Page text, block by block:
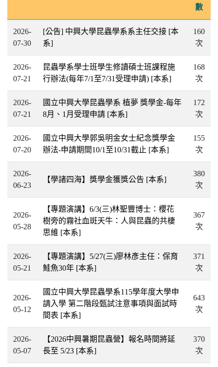
數
2026-
07-30
[公告] 中興大學昆蟲學系系主任交接 [本
系]
160
次
2026-
07-21
昆蟲學系學士班學生修讀碩士班課程施
行辦法(每年7/1至7/31受理申請) [本系]
168
次
2026-
07-21
國立中興大學昆蟲學系 植夢 獎學金-每年
8月、1月受理申請 [本系]
172
次
2026-
07-20
國立中興大學郭吳明金女士紀念獎學金
辦法-申請期間10/1至10/31截止 [本系]
155
次
2026-
06-23
【學諸四海】獎學金獲獎公告 [本系]
380
次
2026-
05-28
【專題演講】6/3(三)林聖豐博士：櫻花
樹旁的霧社血斑天牛：人與昆蟲的共棲
思維 [本系]
367
次
2026-
05-21
【專題演講】5/27(三)廖林彥主任：保育
鮭魚30年 [本系]
371
次
2026-
05-12
國立中興大學昆蟲學系115學年度大學申
請入學 第二階段甄試注意事項與面試時
間表 [本系]
643
次
2026-
05-07
【2026中興暑期昆蟲營】報名時間將延
長至 5/23 [本系]
370
次